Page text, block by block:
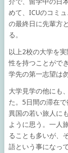
めて、ICUのコミ
の最終日に先輩方
る。
以上2校の大学を
性を持つことがで
学先の第一志望は
大学見学の他にも
た。5日間の滞在
異国の若い旅人に
ように思う。一人
ることも多いが、
語という事になっ